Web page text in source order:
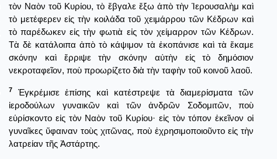
τὸν Ναὸν τοῦ Κυρίου, τὸ ἔβγαλε ἔξω ἀπὸ τὴν Ἱερουσαλὴμ καὶ
τὸ μετέφερεν εἰς τὴν κοιλάδα τοῦ χειμάρρου τῶν Κέδρων καὶ
τὸ παρέδωκεν εἰς τὴν φωτιὰ εἰς τὸν χείμαρρον τῶν Κέδρων.
Τὰ δὲ κατάλοιπα ἀπὸ τὸ κάψιμον τὰ ἐκοπάνισε καὶ τὰ ἔκαμε
σκόνην καὶ ἔρριψε τὴν σκόνην αὐτὴν εἰς τὸ δημόσιον
νεκροταφεῖον, ποὺ προωρίζετο διὰ τὴν ταφὴν τοῦ κοινοῦ λαοῦ.
7
Ἐγκρέμισε ἐπίσης καὶ κατέστρεψε τὰ διαμερίσματα τῶν
ἱεροδούλων γυναικῶν καὶ τῶν ἀνδρῶν Σοδομιτῶν, ποὺ
εὑρίσκοντο εἰς τὸν Ναὸν τοῦ Κυρίου· εἰς τὸν τόπον ἐκεῖνον οἱ
γυναῖκες ὕφαιναν τοὺς χιτῶνας, ποὺ ἐχρησιμοποιοῦντο εἰς τὴν
λατρείαν τῆς Ἀστάρτης.